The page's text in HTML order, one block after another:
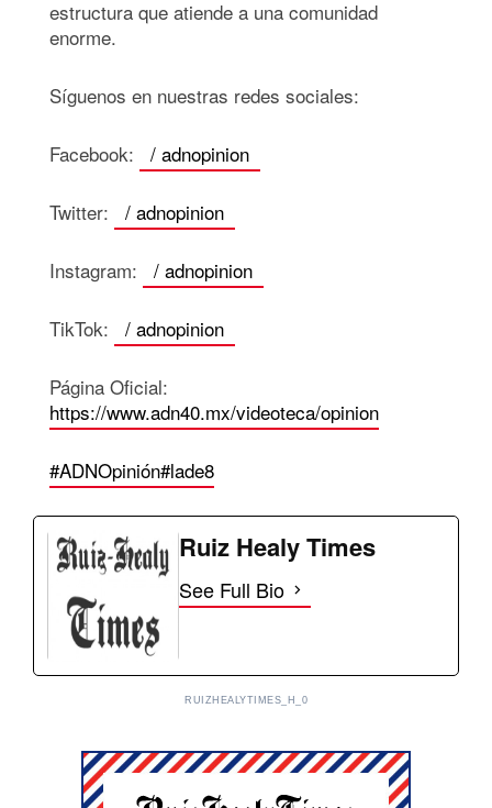
estructura que atiende a una comunidad
enorme.
Síguenos en nuestras redes sociales:
Facebook: / adnopinion
Twitter: / adnopinion
Instagram: / adnopinion
TikTok: / adnopinion
Página Oficial:
https://www.adn40.mx/videoteca/opinion
#ADNOpinión#lade8
Ruiz Healy Times
See Full Bio
RUIZHEALYTIMES_H_0